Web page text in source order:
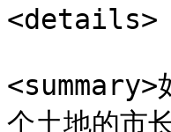
<details>
<summary>
个土地的市